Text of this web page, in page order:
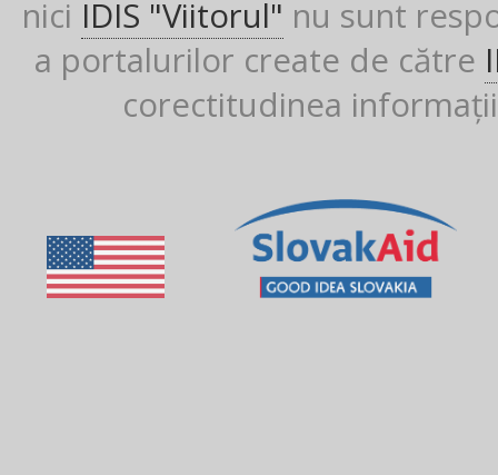
nici IDIS "Viitorul" nu sunt
a portalurilor create de către
corectitudinea